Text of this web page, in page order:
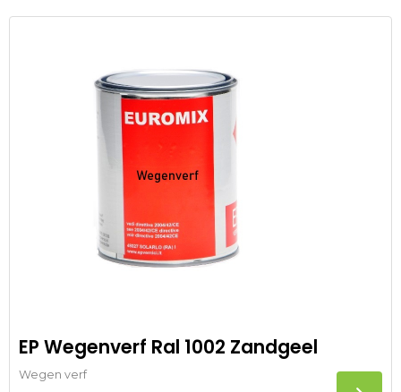
EP Wegenverf Ral 1002 Zandgeel
Wegen verf